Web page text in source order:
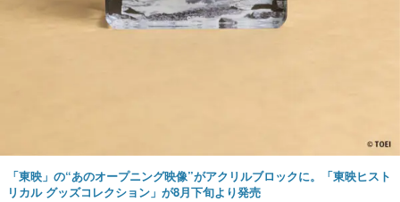
「東映」の“あのオープニング映像”がアクリルブロックに。「東映ヒスト
リカル グッズコレクション」が8月下旬より発売